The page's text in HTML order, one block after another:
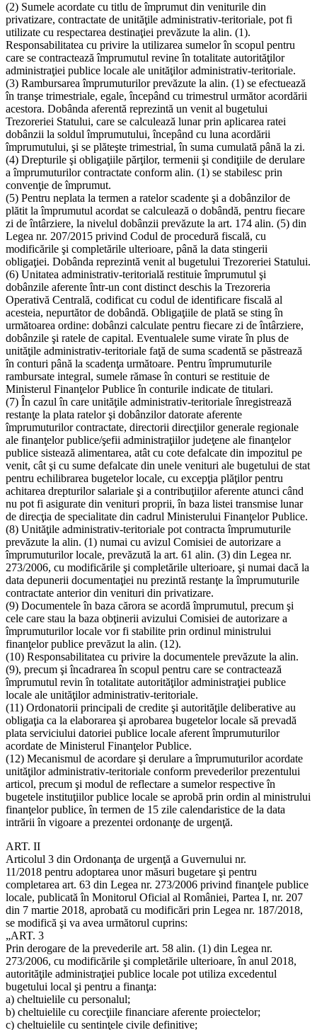
(2) Sumele acordate cu titlu de împrumut din veniturile din
privatizare, contractate de unităţile administrativ-teritoriale, pot fi
utilizate cu respectarea destinaţiei prevăzute la alin. (1).
Responsabilitatea cu privire la utilizarea sumelor în scopul pentru
care se contractează împrumutul revine în totalitate autorităţilor
administraţiei publice locale ale unităţilor administrativ-teritoriale.
(3) Rambursarea împrumuturilor prevăzute la alin. (1) se efectuează
în tranşe trimestriale, egale, începând cu trimestrul următor acordării
acestora. Dobânda aferentă reprezintă un venit al bugetului
Trezoreriei Statului, care se calculează lunar prin aplicarea ratei
dobânzii la soldul împrumutului, începând cu luna acordării
împrumutului, şi se plăteşte trimestrial, în suma cumulată până la zi.
(4) Drepturile şi obligaţiile părţilor, termenii şi condiţiile de derulare
a împrumuturilor contractate conform alin. (1) se stabilesc prin
convenţie de împrumut.
(5) Pentru neplata la termen a ratelor scadente şi a dobânzilor de
plătit la împrumutul acordat se calculează o dobândă, pentru fiecare
zi de întârziere, la nivelul dobânzii prevăzute la art. 174 alin. (5) din
Legea nr. 207/2015 privind Codul de procedură fiscală, cu
modificările şi completările ulterioare, până la data stingerii
obligaţiei. Dobânda reprezintă venit al bugetului Trezoreriei Statului.
(6) Unitatea administrativ-teritorială restituie împrumutul şi
dobânzile aferente într-un cont distinct deschis la Trezoreria
Operativă Centrală, codificat cu codul de identificare fiscală al
acesteia, nepurtător de dobândă. Obligaţiile de plată se sting în
următoarea ordine: dobânzi calculate pentru fiecare zi de întârziere,
dobânzile şi ratele de capital. Eventualele sume virate în plus de
unităţile administrativ-teritoriale faţă de suma scadentă se păstrează
în conturi până la scadenţa următoare. Pentru împrumuturile
rambursate integral, sumele rămase în conturi se restituie de
Ministerul Finanţelor Publice în conturile indicate de titulari.
(7) În cazul în care unităţile administrativ-teritoriale înregistrează
restanţe la plata ratelor şi dobânzilor datorate aferente
împrumuturilor contractate, directorii direcţiilor generale regionale
ale finanţelor publice/şefii administraţiilor judeţene ale finanţelor
publice sistează alimentarea, atât cu cote defalcate din impozitul pe
venit, cât şi cu sume defalcate din unele venituri ale bugetului de stat
pentru echilibrarea bugetelor locale, cu excepţia plăţilor pentru
achitarea drepturilor salariale şi a contribuţiilor aferente atunci când
nu pot fi asigurate din venituri proprii, în baza listei transmise lunar
de direcţia de specialitate din cadrul Ministerului Finanţelor Publice.
(8) Unităţile administrativ-teritoriale pot contracta împrumuturile
prevăzute la alin. (1) numai cu avizul Comisiei de autorizare a
împrumuturilor locale, prevăzută la art. 61 alin. (3) din Legea nr.
273/2006, cu modificările şi completările ulterioare, şi numai dacă la
data depunerii documentaţiei nu prezintă restanţe la împrumuturile
contractate anterior din venituri din privatizare.
(9) Documentele în baza cărora se acordă împrumutul, precum şi
cele care stau la baza obţinerii avizului Comisiei de autorizare a
împrumuturilor locale vor fi stabilite prin ordinul ministrului
finanţelor publice prevăzut la alin. (12).
(10) Responsabilitatea cu privire la documentele prevăzute la alin.
(9), precum şi încadrarea în scopul pentru care se contractează
împrumutul revin în totalitate autorităţilor administraţiei publice
locale ale unităţilor administrativ-teritoriale.
(11) Ordonatorii principali de credite şi autorităţile deliberative au
obligaţia ca la elaborarea şi aprobarea bugetelor locale să prevadă
plata serviciului datoriei publice locale aferent împrumuturilor
acordate de Ministerul Finanţelor Publice.
(12) Mecanismul de acordare şi derulare a împrumuturilor acordate
unităţilor administrativ-teritoriale conform prevederilor prezentului
articol, precum şi modul de reflectare a sumelor respective în
bugetele instituţiilor publice locale se aprobă prin ordin al ministrului
finanţelor publice, în termen de 15 zile calendaristice de la data
intrării în vigoare a prezentei ordonanţe de urgenţă.
ART. II
Articolul 3 din Ordonanţa de urgenţă a Guvernului nr.
11/2018 pentru adoptarea unor măsuri bugetare şi pentru
completarea art. 63 din Legea nr. 273/2006 privind finanţele publice
locale, publicată în Monitorul Oficial al României, Partea I, nr. 207
din 7 martie 2018, aprobată cu modificări prin Legea nr. 187/2018,
se modifică şi va avea următorul cuprins:
„ART. 3
Prin derogare de la prevederile art. 58 alin. (1) din Legea nr.
273/2006, cu modificările şi completările ulterioare, în anul 2018,
autorităţile administraţiei publice locale pot utiliza excedentul
bugetului local şi pentru a finanţa:
a) cheltuielile cu personalul;
b) cheltuielile cu corecţiile financiare aferente proiectelor;
c) cheltuielile cu sentinţele civile definitive;